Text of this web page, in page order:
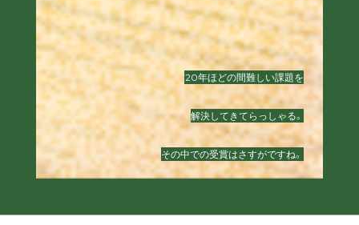
20年ほどの間難しい課題を
解決してきてらっしゃる。
その中での受賞はさすがですね。